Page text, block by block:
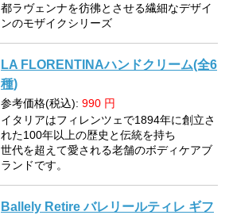
都ラヴェンナを彷彿とさせる繊細なデザイ
ンのモザイクシリーズ
LA FLORENTINAハンドクリーム(全6
種)
参考価格(税込): 990 円
イタリアはフィレンツェで1894年に創立さ
れた100年以上の歴史と伝統を持ち
世代を超えて愛される老舗のボディケアブ
ランドです。
Ballely Retire バレリールティレ ギフ